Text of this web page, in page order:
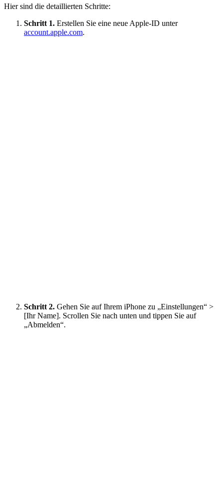
Hier sind die detaillierten Schritte:
Schritt 1. Erstellen Sie eine neue Apple-ID unter
account.apple.com.
Schritt 2. Gehen Sie auf Ihrem iPhone zu „Einstellungen“ >
[Ihr Name]. Scrollen Sie nach unten und tippen Sie auf
„Abmelden“.